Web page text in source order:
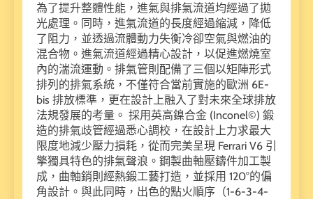
為了提升整體性能，進氣與排氣流道均經過了拋
光處理。同時，進氣流道的長度經過縮減，降低
了阻力，並透過流體動力失衡冷卻空氣與燃油的
混合物。進氣流道經過精心設計，以促進燃燒室
內的湍流運動。排氣管則配備了三個以矩陣形式
排列的排氣系統，不僅符合當前實施的歐洲 6E-
bis 排放標準，更在設計上融入了對未來全球排放
法規發展的考量。 採用英高鎳合金 (Inconel©) 鍛
造的排氣歧管經過悉心調校，在設計上力求最大
限度地減少壓力損耗，從而完美呈現 Ferrari V6 引
擎獨具特色的排氣聲浪。鋼製曲軸壓鑄件加工製
成，曲軸銷則經熱鍛工藝打造，並採用 120°的偏
角設計。與此同時，出色的點火順序（1-6-3-4-